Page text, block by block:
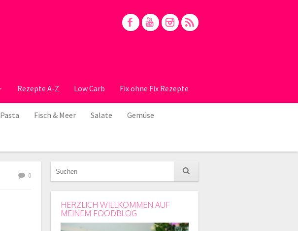
Rezepte A-Z Low Carb Fix ohne Fix Rezepte
Pasta Fisch & Meer Salate Gemüse
0
HERZLICH WILLKOMMEN AUF
MEINEM FOODBLOG